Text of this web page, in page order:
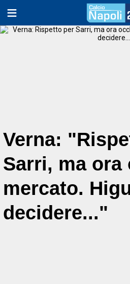
Verna:
Sarri, ma ora
mercato.
decidere..."